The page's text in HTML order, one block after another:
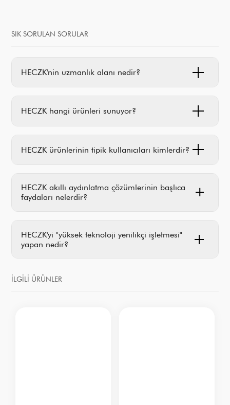
SIK SORULAN SORULAR
HECZK'nin uzmanlık alanı nedir?
HECZK hangi ürünleri sunuyor?
HECZK ürünlerinin tipik kullanıcıları kimlerdir?
HECZK akıllı aydınlatma çözümlerinin başlıca
faydaları nelerdir?
HECZK'yi "yüksek teknoloji yenilikçi işletmesi"
yapan nedir?
İLGILI ÜRÜNLER